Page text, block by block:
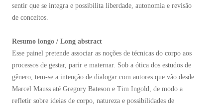
sentir que se integra e possibilita liberdade, autonomia e revisão
de conceitos.
Resumo longo / Long abstract
Esse painel pretende associar as noções de técnicas do corpo aos
processos de gestar, parir e maternar. Sob a ótica dos estudos de
gênero, tem-se a intenção de dialogar com autores que vão desde
Marcel Mauss até Gregory Bateson e Tim Ingold, de modo a
refletir sobre ideias de corpo, natureza e possibilidades de